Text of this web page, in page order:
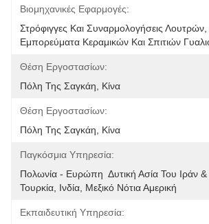
Βιομηχανικές Εφαρμογές:
Στρόφιγγες Και Συναρμολογήσεις Λουτρών,
Εμπορεύματα Κεραμικών Και Σπιτιών
Θέση Εργοστασίων:
Πόλη Της Σαγκάη, Κίνα
Θέση Εργοστασίων:
Πόλη Της Σαγκάη, Κίνα
Παγκόσμια Υπηρεσία:
Πολωνία - Ευρώπη  Δυτική Ασία Του Ιράν
Τουρκία, Ινδία, Μεξικό Νότια Αμερική
Εκπαιδευτική Υπηρεσία: